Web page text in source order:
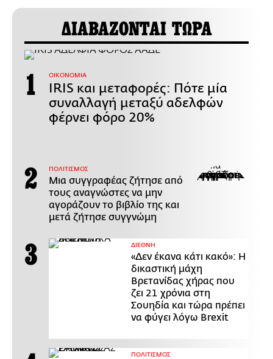
ΔΙΑΒΑΖΟΝΤΑΙ ΤΩΡΑ
ΟΙΚΟΝΟΜΙΑ
IRIS και μεταφορές: Πότε μία
συναλλαγή μεταξύ αδελφών
φέρνει φόρο 20%
ΠΟΛΙΤΙΣΜΟΣ
Μια συγγραφέας ζήτησε από
τους αναγνώστες να μην
αγοράζουν το βιβλίο της και
μετά ζήτησε συγγνώμη
ΔΙΕΘΝΗ
«Δεν έκανα κάτι κακό»: Η
δικαστική μάχη
Βρετανίδας χήρας που
ζει 21 χρόνια στη
Σουηδία και τώρα πρέπει
να φύγει λόγω Brexit
ΠΟΛΙΤΙΣΜΟΣ